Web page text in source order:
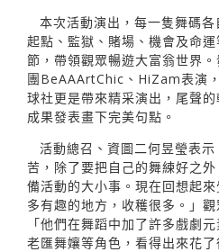
本次活動演出，每一隻舞碼
起點、監獄、賭場、機會及命
節，帶領觀眾暢遊大富翁世界
團BeAAArtChic、HiZam表演
球社更是帶來精采演出，尾聲
成果發表畫下完美句點。
活動總召、資圖二何昱瑩表
苦，除了要把自己的舞練好之
備活動的大小事。現在回想起
多有趣的地方，收穫很多。」
「他們在舞蹈中加了許多戲劇
老匯舞孃等角色，看得出來花了